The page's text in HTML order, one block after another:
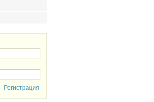
Регистрация